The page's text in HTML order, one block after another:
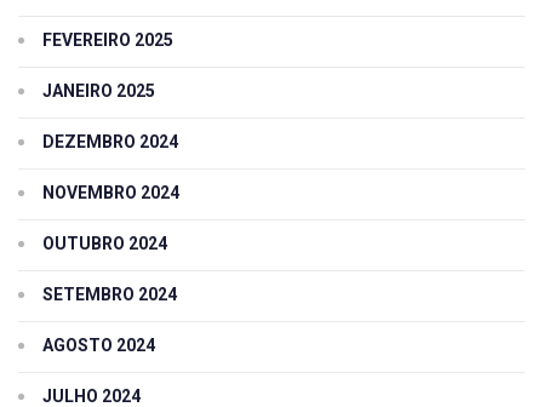
FEVEREIRO 2025
JANEIRO 2025
DEZEMBRO 2024
NOVEMBRO 2024
OUTUBRO 2024
SETEMBRO 2024
AGOSTO 2024
JULHO 2024